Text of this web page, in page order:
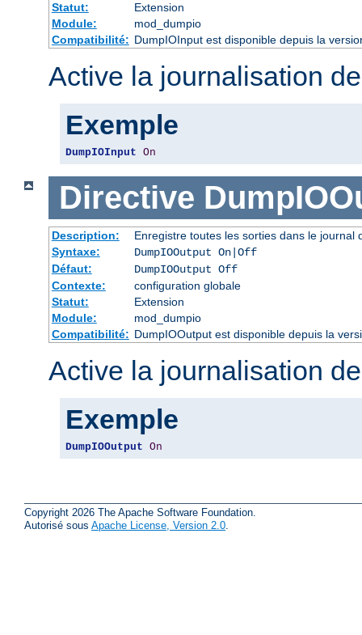
Statut:
Extension
Module:
mod_dumpio
Compatibilité: DumpIOInput est disponible depuis la
Active la journalisation
Exemple
DumpIOInput On
Directive
Description:
Enregistre toutes les sorties dans le journal
Syntaxe:
DumpIOOutput On|Off
Défaut:
DumpIOOutput Off
Contexte:
configuration globale
Statut:
Extension
Module:
mod_dumpio
Compatibilité: DumpIOOutput est disponible depuis la
Active la journalisation
Exemple
DumpIOOutput On
Copyright 2026 The Apache Software Foundation.
Autorisé sous Apache License, Version 2.0.